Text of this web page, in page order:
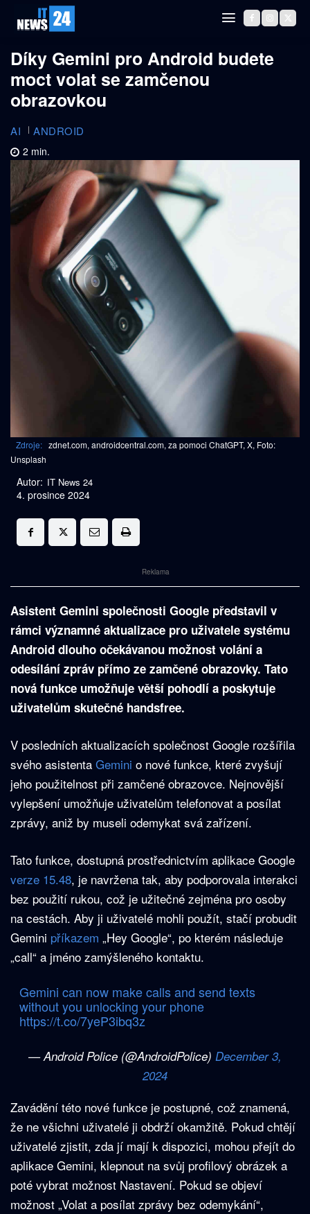
Díky Gemini pro Android budete
moct volat se zamčenou
obrazovkou
AI ANDROID
2 min.
Zdroje: zdnet.com, androidcentral.com, za pomoci ChatGPT, X, Foto:
Unsplash
Autor: IT News 24
4. prosince 2024
Reklama
Asistent Gemini společnosti Google představil v
rámci významné aktualizace pro uživatele systému
Android dlouho očekávanou možnost volání a
odesílání zpráv přímo ze zamčené obrazovky. Tato
nová funkce umožňuje větší pohodlí a poskytuje
uživatelům skutečné handsfree.
V posledních aktualizacích společnost Google rozšířila
svého asistenta Gemini o nové funkce, které zvyšují
jeho použitelnost při zamčené obrazovce. Nejnovější
vylepšení umožňuje uživatelům telefonovat a posílat
zprávy, aniž by museli odemykat svá zařízení.
Tato funkce, dostupná prostřednictvím aplikace Google
verze 15.48, je navržena tak, aby podporovala interakci
bez použití rukou, což je užitečné zejména pro osoby
na cestách. Aby ji uživatelé mohli použít, stačí probudit
Gemini příkazem „Hey Google“, po kterém následuje
„call“ a jméno zamýšleného kontaktu.
Gemini can now make calls and send texts
without you unlocking your phone
https://t.co/7yeP3ibq3z
— Android Police (@AndroidPolice) December 3,
2024
Zavádění této nové funkce je postupné, což znamená,
že ne všichni uživatelé ji obdrží okamžitě. Pokud chtějí
uživatelé zjistit, zda jí mají k dispozici, mohou přejít do
aplikace Gemini, klepnout na svůj profilový obrázek a
poté vybrat možnost Nastavení. Pokud se objeví
možnost „Volat a posílat zprávy bez odemykání“,